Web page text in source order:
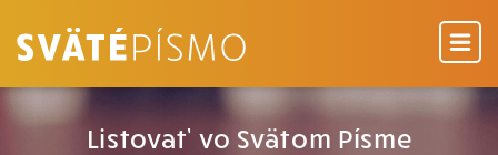
Listovať vo Svätom Písme